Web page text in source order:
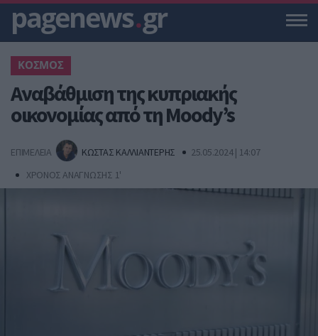
pagenews.gr
ΚΟΣΜΟΣ
Αναβάθμιση της κυπριακής
οικονομίας από τη Moody’s
ΕΠΙΜΕΛΕΙΑ ΚΩΣΤΑΣ ΚΑΛΛΙΑΝΤΕΡΗΣ
25.05.2024 | 14:07
ΧΡΟΝΟΣ ΑΝΑΓΝΩΣΗΣ 1'